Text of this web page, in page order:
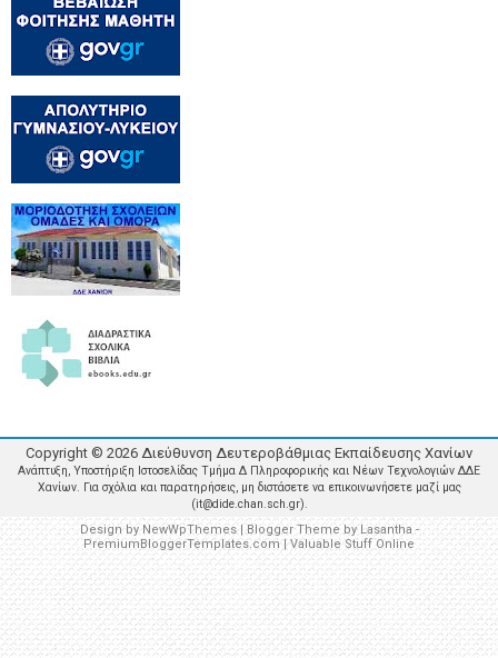
Copyright © 2026 Διεύθυνση Δευτεροβάθμιας Εκπαίδευσης Χανίων
Ανάπτυξη, Υποστήριξη Ιστοσελίδας Τμήμα Δ Πληροφορικής και Νέων Τεχνολογιών ΔΔΕ
Χανίων. Για σχόλια και παρατηρήσεις, μη διστάσετε να επικοινωνήσετε μαζί μας
(it@dide.chan.sch.gr).
Design by NewWpThemes| Blogger Theme by Lasantha -
PremiumBloggerTemplates.com| Valuable Stuff Online